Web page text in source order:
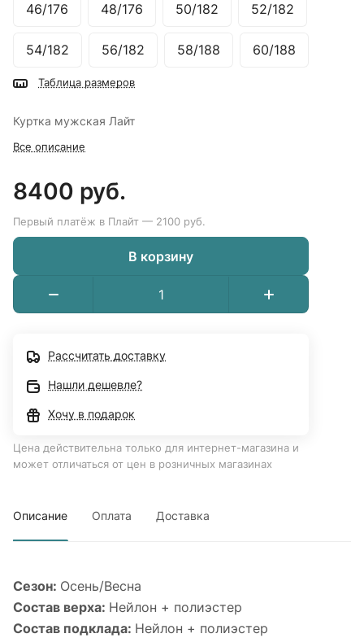
46/176 48/176 50/182 52/182
54/182 56/182 58/188 60/188
Таблица размеров
Куртка мужская Лайт
Все описание
8400 руб.
Первый платёж в Плайт — 2100 руб.
В корзину
Рассчитать доставку
Нашли дешевле?
Хочу в подарок
Цена действительна только для интернет-магазина и
может отличаться от цен в розничных магазинах
Описание Оплата Доставка
Сезон: Осень/Весна
Состав верха: Нейлон + полиэстер
Состав подклада: Нейлон + полиэстер